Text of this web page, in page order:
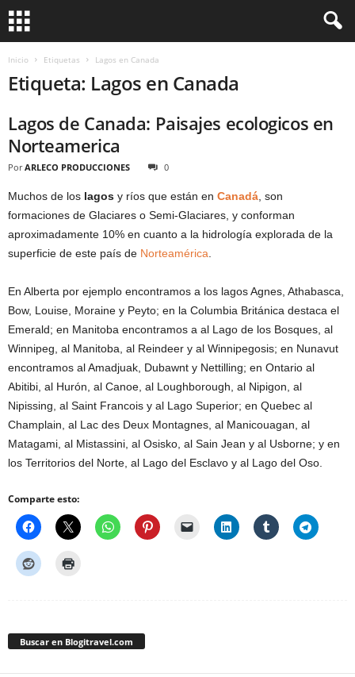
Inicio Etiquetas Lagos en Canada
Etiqueta: Lagos en Canada
Lagos de Canada: Paisajes ecologicos en
Norteamerica
Por ARLECO PRODUCCIONES 0
Muchos de los lagos y ríos que están en Canadá , son
formaciones de Glaciares o Semi-Glaciares, y conforman
aproximadamente 10% en cuanto a la hidrología explorada de la
superficie de este país de Norteamérica
En Alberta por ejemplo encontramos a los lagos Agnes, Athabasca,
Bow, Louise, Moraine y Peyto; en la Columbia Británica destaca el
Emerald; en Manitoba encontramos a al Lago de los Bosques, al
Winnipeg, al Manitoba, al Reindeer y al Winnipegosis; en Nunavut
encontramos al Amadjuak, Dubawnt y Nettilling; en Ontario al
Abitibi, al Hurón, al Canoe, al Loughborough, al Nipigon, al
Nipissing, al Saint Francois y al Lago Superior; en Quebec al
Champlain, al Lac des Deux Montagnes, al Manicouagan, al
Matagami, al Mistassini, al Osisko, al Sain Jean y al Usborne; y en
los Territorios del Norte, al Lago del Esclavo y al Lago del Oso.
Comparte esto:
Buscar en Blogitravel.com